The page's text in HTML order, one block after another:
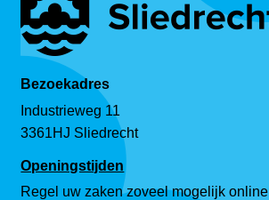
Bezoekadres
Industrieweg 11
3361HJ Sliedrecht
Openingstijden
Regel uw zaken zoveel mogelijk online